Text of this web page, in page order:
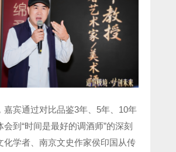
嘉宾通过对比品鉴3年、5年、10年
会到“时间是最好的调酒师”的深刻
化学者、南京文史作家侯印国从传